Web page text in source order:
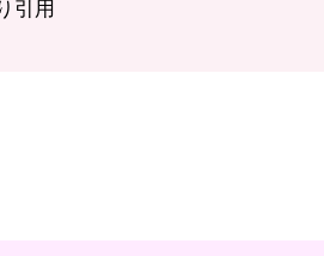
引用